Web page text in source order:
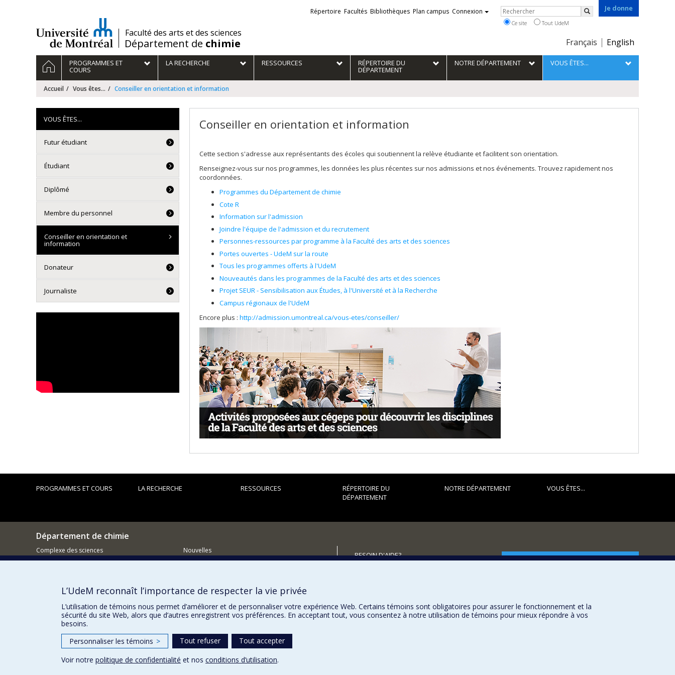
/Faculté des arts et des sciences
Département de chimie
Je donne
Choix
la
langue
Français English
Liens
externes
Répertoire Facultés Bibliothèques Plan campus Connexion Rechercher
Rechercher
Ce site Tout UdeM
Navigation
principale
ACCUEILPROGRAMMES ET
COURS
LA RECHERCHE RESSOURCES RÉPERTOIRE DU
DÉPARTEMENT
NOTRE DÉPARTEMENT VOUS ÊTES...
Accueil Vous êtes... Conseiller en orientation et information
Conseiller en orientation et information
Cette section s'adresse aux représentants des écoles qui soutiennent la relève étudiante et facilitent son orientation.
Renseignez-vous sur nos programmes, les données les plus récentes sur nos admissions et nos événements. Trouvez rapidement nos
coordonnées.
Programmes du Département de chimie
Cote R
Information sur l'admission
Joindre l'équipe de l'admission et du recrutement
Personnes-ressources par programme à la Faculté des arts et des sciences
Portes ouvertes - UdeM sur la route
Tous les programmes offerts à l'UdeM
Nouveautés dans les programmes de la Faculté des arts et des sciences
Projet SEUR - Sensibilisation aux Études, à l'Université et à la Recherche
Campus régionaux de l'UdeM
Encore plus : http://admission.umontreal.ca/vous-etes/conseiller/
VOUS ÊTES...
Futur étudiant
Étudiant
Diplômé
Membre du personnel
Conseiller en orientation et
information
Donateur
Journaliste
PROGRAMMES ET COURS LA RECHERCHE RESSOURCES
RÉPERTOIRE DU
DÉPARTEMENT
NOTRE DÉPARTEMENT VOUS ÊTES...
Département de chimie
Complexe des sciences
1375 Avenue Thérèse-Lavoie-Roux
Nouvelles
BESOIN D'AIDE?
FACULTÉ DES ARTS ET DES SCIENCES
Nos programmes et cours
Confidentialité Conditions d’utilisation Paramètres des témoins
L’UdeM reconnaît l’importance de respecter la vie privée
L’utilisation de témoins nous permet d’améliorer et de personnaliser votre expérience Web. Certains témoins sont obligatoires pour assurer le fonctionnement et la
sécurité du site Web, alors que d’autres enregistrent vos préférences. En acceptant tout, vous consentez à notre utilisation de témoins pour mieux répondre à vos
besoins.
Personnaliser les témoins > Tout refuser
Tout accepter
Voir notre politique de confidentialité et nos conditions d’utilisation.